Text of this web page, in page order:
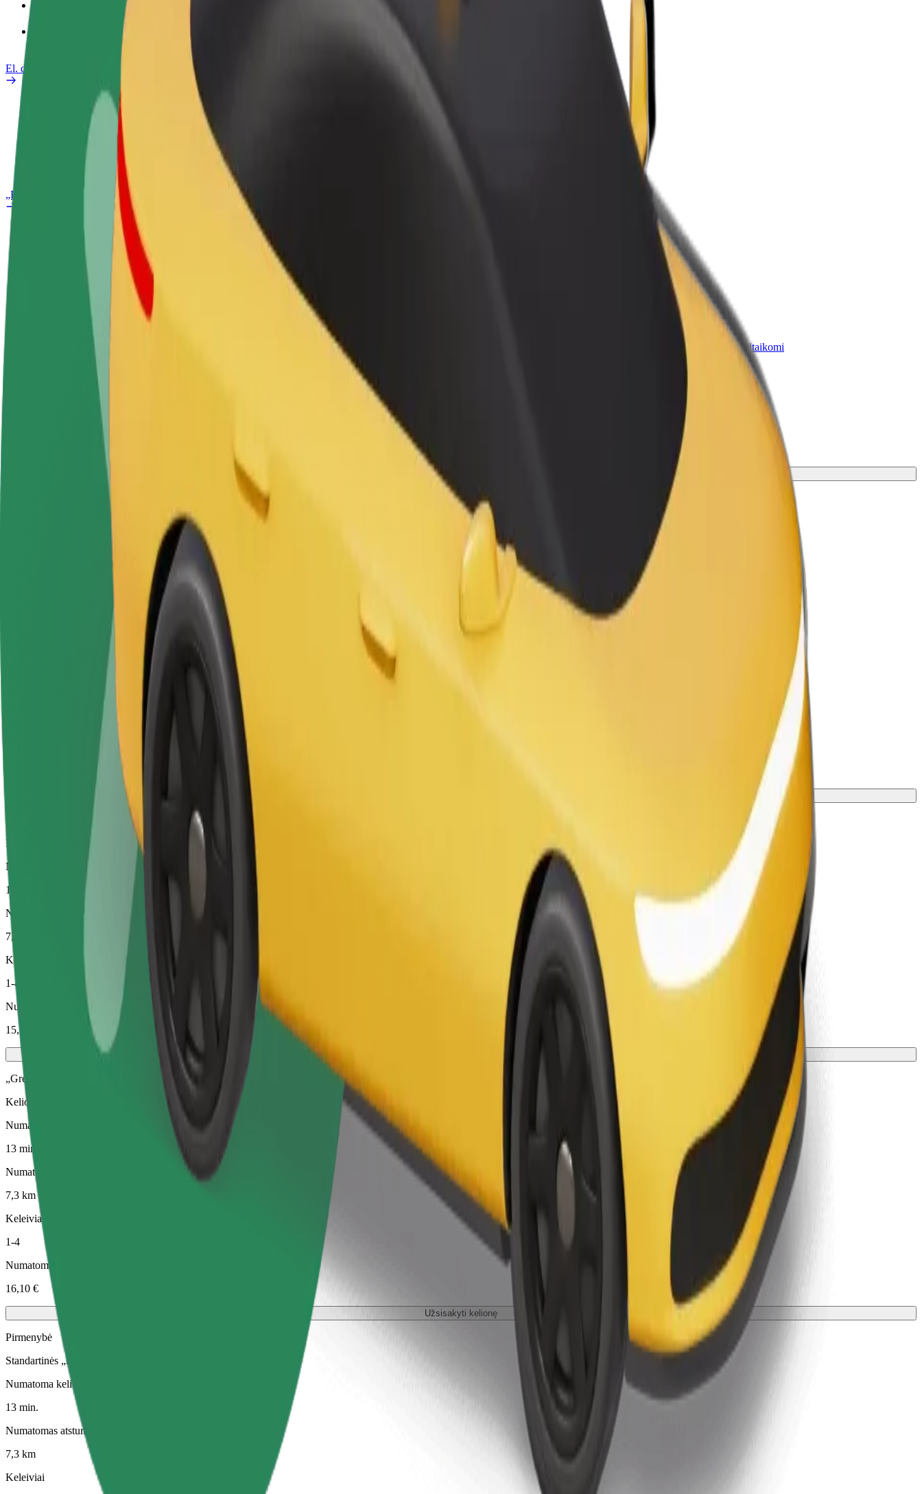
El. dviračiai
Saugumo laboratorija
Pranešti apie problemą
„Bolt Plus“
Kaip prisijungti
Tapkite vairuotoju (-
Užsidirbkite jums
Pridėti restoraną ar
Pritraukite daugiau klientų ir
„Bolt for Business“
Atskirų įmonių poreikiams pritaikomi
„Bolt“ produktai ir paslaugos
Kaip nuvykti iš Photomaton į Sergic Residences Campus Edhec | „Bolt“
Ieškote patogiausio būdo nukeliauti iš Photomaton į Sergic Residences Campus Edhec? Peržiūrėkite mūsų teikiamas paslaugas ir išsirinkite tinkamiausias jūsų kelionei.
Atsisiųsti programėlę
Sergic Residences Campus Edhec
Patogumas ir komfortas pasiekiami vos keliais spustelėjimais!
Didesni automobiliai, kuriuose daugiau erdvės kojoms ir lagaminams
Patikimos kelionės įprastais vidutinio dydžio automobiliais
Numatoma kelionės trukmė
13 min.
Numatomas atstumas
7,3 km
Keleiviai
1-4
Numatoma kaina
15,30 €
„Green“
Kelionės hibridinėmis ir elektra varomomis transporto priemonėmis
Numatoma kelionės trukmė
13 min.
Numatomas atstumas
7,3 km
Keleiviai
1-4
Numatoma kaina
16,10 €
Užsisakyti kelionę
Pirmenybė
Standartinės „Bolt“ kelionės su greitesniu paėmimu
Numatoma kelionės trukmė
13 min.
Numatomas atstumas
7,3 km
Keleiviai